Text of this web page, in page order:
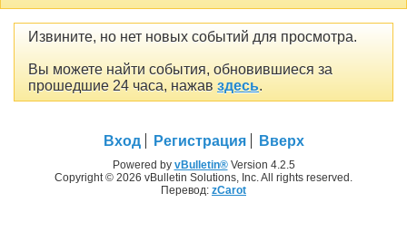
Извините, но нет новых событий для просмотра.
Вы можете найти события, обновившиеся за
прошедшие 24 часа, нажав здесь.
Вход Регистрация Вверх
Powered by vBulletin®Version 4.2.5
Copyright © 2026 vBulletin Solutions, Inc. All rights reserved.
Перевод: zCarot